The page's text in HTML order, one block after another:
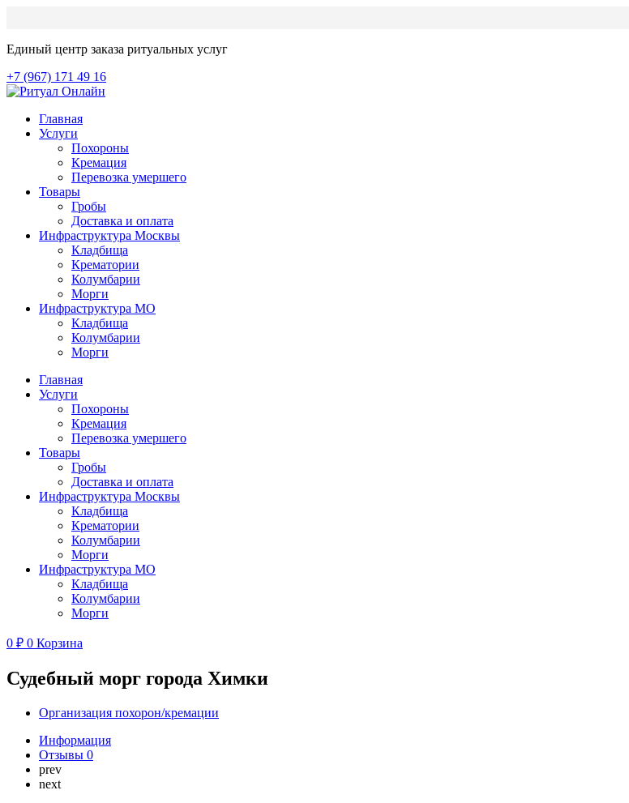
Единый центр заказа ритуальных услуг
+7 (967) 171 49 16
Главная
Услуги
Похороны
Кремация
Перевозка умершего
Товары
Гробы
Доставка и оплата
Инфраструктура Москвы
Кладбища
Крематории
Колумбарии
Морги
Инфраструктура МО
Кладбища
Колумбарии
Морги
Главная
Услуги
Похороны
Кремация
Перевозка умершего
Товары
Гробы
Доставка и оплата
Инфраструктура Москвы
Кладбища
Крематории
Колумбарии
Морги
Инфраструктура МО
Кладбища
Колумбарии
Морги
0 ₽ 0 Корзина
Судебный морг города Химки
Организация похорон/кремации
Информация
Отзывы 0
prev
next